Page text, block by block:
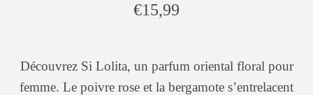
€15,99
Découvrez Si Lolita, un parfum oriental floral pour
femme. Le poivre rose et la bergamote s’entrelacent